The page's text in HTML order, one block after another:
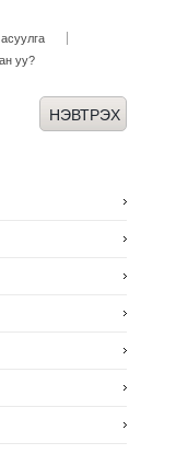
уу?